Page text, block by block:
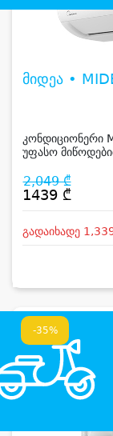
მიდეა •
კონდიციონერი
უფასო
2,049 ₾
1439 ₾
გადაიხადე
-35%